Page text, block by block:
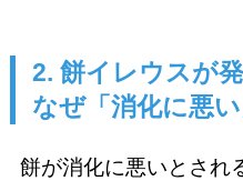
2. 餅イレウスが
なぜ「消化に悪
餅が消化に悪いとされ